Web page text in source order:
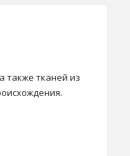
также тканей из